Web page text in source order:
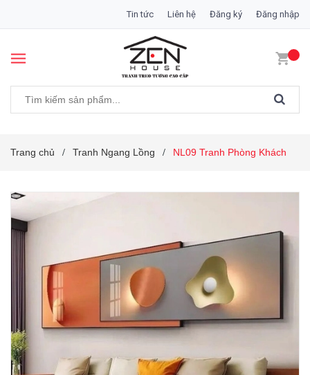
Tin tức Liên hệ Đăng ký Đăng nhập
Trang chủ / Tranh Ngang Lồng / NL09 Tranh Phòng Khách